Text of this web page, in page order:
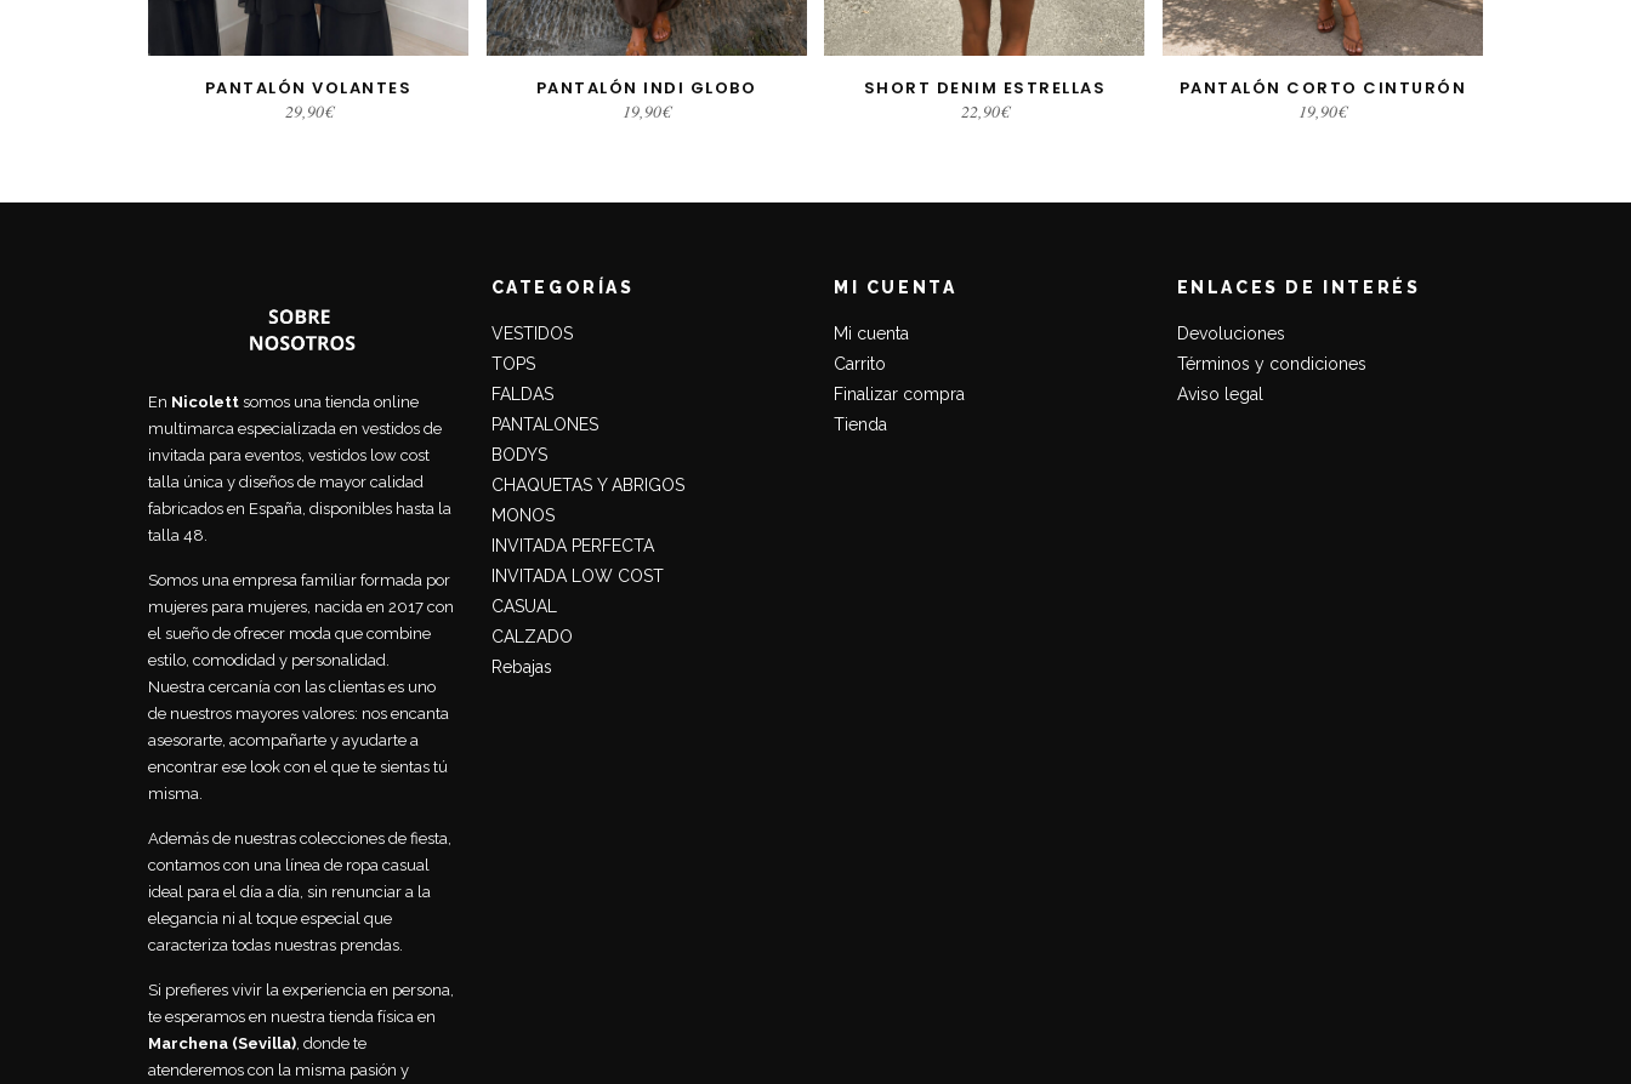
SELECCIONAR OPCIONES
PANTALÓN VOLANTES
29,90€
SELECCIONAR OPCIONES
PANTALÓN INDI GLOBO
19,90€
SELECCIONAR OPCIONES
SHORT DENIM ESTRELLAS
22,90€
SELECCIONAR OPCIONES
PANTALÓN CORTO CINTURÓN
19,90€
En Nicolett somos una tienda online
multimarca especializada en vestidos de
invitada para eventos, vestidos low cost
talla única y diseños de mayor calidad
fabricados en España, disponibles hasta la
talla 48.
Somos una empresa familiar formada por
mujeres para mujeres, nacida en 2017 con
el sueño de ofrecer moda que combine
estilo, comodidad y personalidad.
Nuestra cercanía con las clientas es uno
de nuestros mayores valores: nos encanta
asesorarte, acompañarte y ayudarte a
encontrar ese look con el que te sientas tú
misma.
Además de nuestras colecciones de fiesta,
contamos con una línea de ropa casual
ideal para el día a día, sin renunciar a la
elegancia ni al toque especial que
caracteriza todas nuestras prendas.
Si prefieres vivir la experiencia en persona,
te esperamos en nuestra tienda física en
Marchena (Sevilla) , donde te
atenderemos con la misma pasión y
CATEGORÍAS
VESTIDOS
TOPS
FALDAS
PANTALONES
BODYS
CHAQUETAS Y ABRIGOS
MONOS
INVITADA PERFECTA
INVITADA LOW COST
CASUAL
CALZADO
Rebajas
MI CUENTA
Mi cuenta
Carrito
Finalizar compra
Tienda
ENLACES DE INTERÉS
Devoluciones
Términos y condiciones
Aviso legal